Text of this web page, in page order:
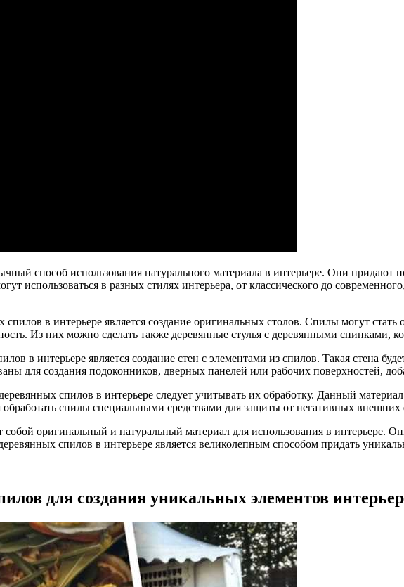
способ использования натурального материала в интерьере. Они
использоваться в разных стилях интерьера, от классического до
в интерьере является создание оригинальных столов. Спилы могут стать
Из них можно сделать также деревянные стулья с деревянными спинками,
в интерьере является создание стен с элементами из спилов. Такая стена
для создания подоконников, дверных панелей или рабочих поверхностей,
спилов в интерьере следует учитывать их обработку. Данный
обработать спилы специальными средствами для защиты от негативных внешних
оригинальный и натуральный материал для использования в интерьере.
спилов в интерьере является великолепным способом придать
для создания уникальных элементов